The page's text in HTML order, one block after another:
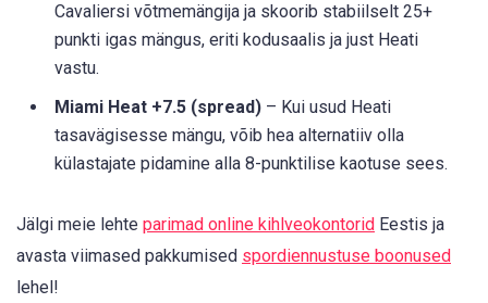
Cavaliersi võtmemängija ja skoorib stabiilselt 25+
punkti igas mängus, eriti kodusaalis ja just Heati
vastu.
Miami Heat +7.5 (spread) – Kui usud Heati
tasavägisesse mängu, võib hea alternatiiv olla
külastajate pidamine alla 8-punktilise kaotuse sees.
Jälgi meie lehte parimad online kihlveokontorid Eestis ja
avasta viimased pakkumised spordiennustuse boonused
lehel!